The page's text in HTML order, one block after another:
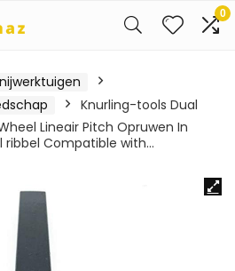
0
Knurling-tools Dual
Lineair Pitch Opruwen In
ribbel Compatible with…